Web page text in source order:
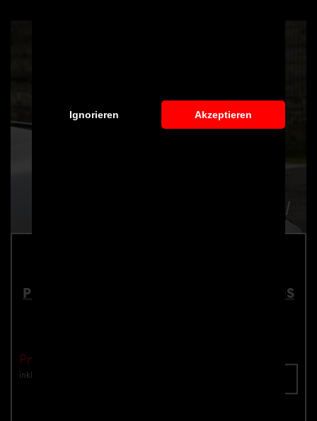
Ignorieren Akzeptieren
PD1 Heckklappenspoiler für McLaren 570S
Preis: €2,899.00
inkl. Mwst.